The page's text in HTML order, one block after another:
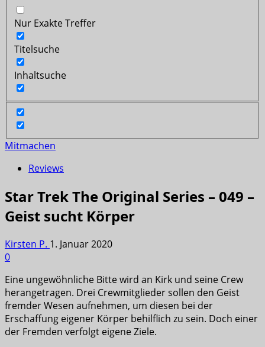
Nur Exakte Treffer
Titelsuche
Inhaltsuche
Mitmachen
Reviews
Star Trek The Original Series – 049 –
Geist sucht Körper
Kirsten P. 1. Januar 2020
0
Eine ungewöhnliche Bitte wird an Kirk und seine Crew
herangetragen. Drei Crewmitglieder sollen den Geist
fremder Wesen aufnehmen, um diesen bei der
Erschaffung eigener Körper behilflich zu sein. Doch einer
der Fremden verfolgt eigene Ziele.